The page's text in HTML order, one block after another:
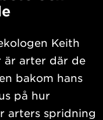
Keith
är arter där de
bakom hans
på hur
arters spridning